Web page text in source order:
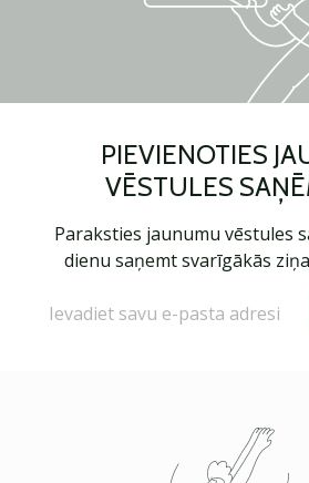
PIEVIENOTIES
VĒSTULES
Paraksties jaunumu vēstules
dienu saņemt svarīgākās